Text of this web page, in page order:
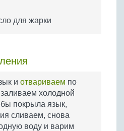
для жарки
и отвариваем по
холодной
покрыла язык,
сливаем, снова
воду и варим